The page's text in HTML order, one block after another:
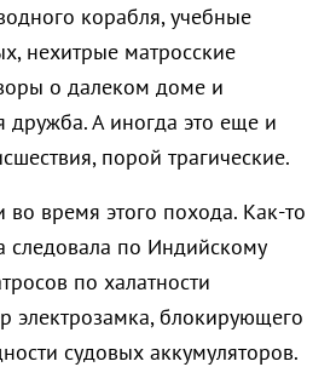
корабля, учебные
нехитрые матросские
о далеком доме и
дружба. А иногда это еще и
порой трагические.
во время этого похода. Как-то
следовала по Индийскому
по халатности
электрозамка, блокирующего
судовых аккумуляторов.